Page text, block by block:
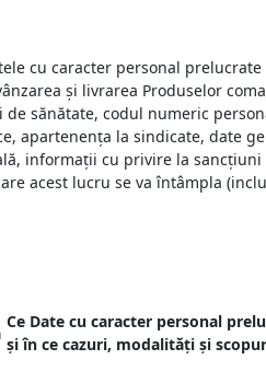
cu caracter personal
și livrarea Produselor
sănătate, codul numeric
apartenența la sindicate, date
informații cu privire la
acest lucru se va întâmpla
Ce Date cu caracter personal
și în ce cazuri, modalități și